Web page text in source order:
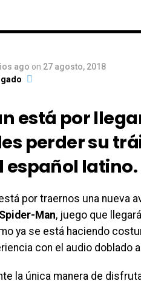
ago on 27 agosto, 2018
está por
perder su
español latino.
por traernos una nueva
Man, juego que
ya se está haciendo
con el audio doblado
la única manera de